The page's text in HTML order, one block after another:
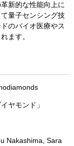
新的な性能向上に
量子センシング技
のバイオ医療やス
ます。
ヤモンド」
Nakashima, Sara